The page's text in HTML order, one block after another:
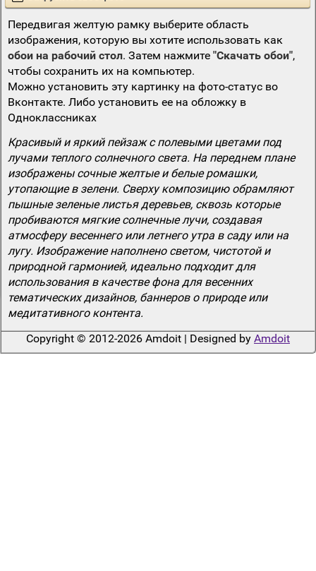
Передвигая желтую рамку выберите область
изображения, которую вы хотите использовать как
обои на рабочий стол. Затем нажмите "Скачать обои",
чтобы сохранить их на компьютер.
Можно установить эту картинку на фото-статус во
Вконтакте. Либо установить ее на обложку в
Одноклассниках
Красивый и яркий пейзаж с полевыми цветами под
лучами теплого солнечного света. На переднем плане
изображены сочные желтые и белые ромашки,
утопающие в зелени. Сверху композицию обрамляют
пышные зеленые листья деревьев, сквозь которые
пробиваются мягкие солнечные лучи, создавая
атмосферу весеннего или летнего утра в саду или на
лугу. Изображение наполнено светом, чистотой и
природной гармонией, идеально подходит для
использования в качестве фона для весенних
тематических дизайнов, баннеров о природе или
медитативного контента.
Copyright © 2012-2026 Amdoit | Designed by Amdoit